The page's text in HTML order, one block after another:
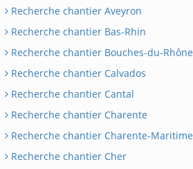
Recherche chantier Aveyron
Recherche chantier Bas-Rhin
Recherche chantier Bouches-du-Rhône
Recherche chantier Calvados
Recherche chantier Cantal
Recherche chantier Charente
Recherche chantier Charente-Maritime
Recherche chantier Cher